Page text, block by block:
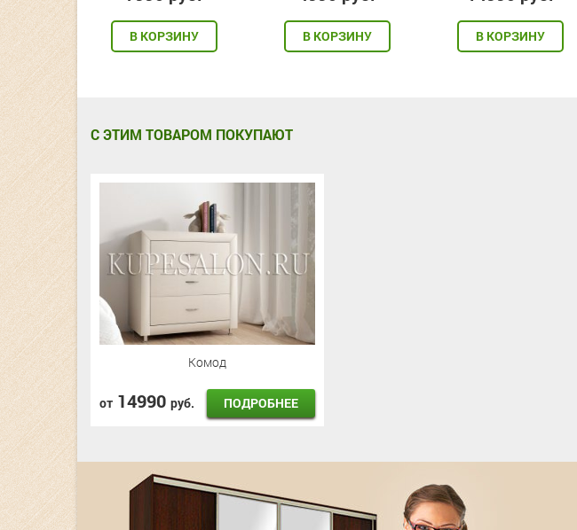
В КОРЗИНУ В КОРЗИНУ В КОРЗИНУ
С ЭТИМ ТОВАРОМ ПОКУПАЮТ
Комод
от 14990 руб. ПОДРОБНЕЕ